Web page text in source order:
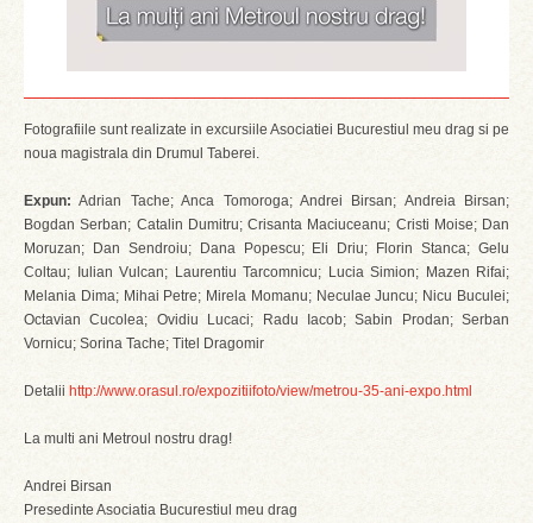
Fotografiile sunt realizate in excursiile Asociatiei Bucurestiul meu drag si pe
noua magistrala din Drumul Taberei.
Expun: Adrian Tache; Anca Tomoroga; Andrei Birsan; Andreia Birsan;
Bogdan Serban; Catalin Dumitru; Crisanta Maciuceanu; Cristi Moise; Dan
Moruzan; Dan Sendroiu; Dana Popescu; Eli Driu; Florin Stanca; Gelu
Coltau; Iulian Vulcan; Laurentiu Tarcomnicu; Lucia Simion; Mazen Rifai;
Melania Dima; Mihai Petre; Mirela Momanu; Neculae Juncu; Nicu Buculei;
Octavian Cucolea; Ovidiu Lucaci; Radu Iacob; Sabin Prodan; Serban
Vornicu; Sorina Tache; Titel Dragomir
Detalii http://www.orasul.ro/expozitiifoto/view/metrou-35-ani-expo.html
La multi ani Metroul nostru drag!
Andrei Birsan
Presedinte Asociatia Bucurestiul meu drag